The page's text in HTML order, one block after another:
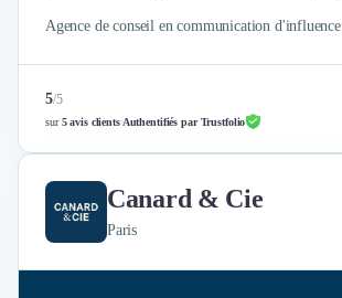
Agence de conseil en communication d'influence
5/5
sur5 avis clients Authentifiés par Trustfolio
Canard & Cie
Paris